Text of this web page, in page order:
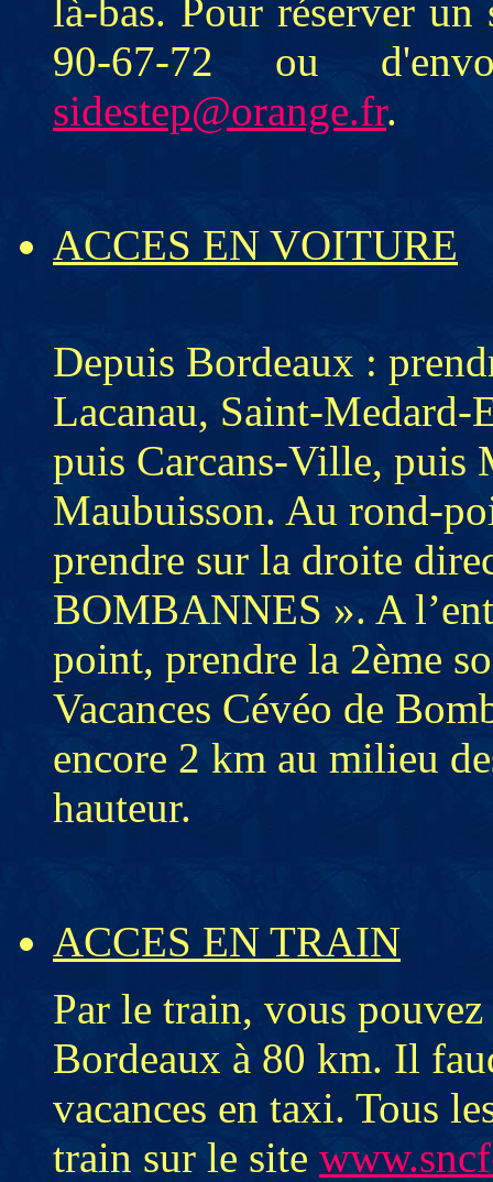
là-bas. Pour réserver
90-67-72 ou
sidestep@orange.fr.
ACCES EN VOITURE
Depuis Bordeaux :
Lacanau, Saint-Medard-
puis Carcans-Ville, puis
Maubuisson. Au rond-
prendre sur la droite
BOMBANNES ». A
point, prendre la 2ème
Vacances Cévéo de
encore 2 km au milieu
hauteur.
ACCES EN TRAIN
Par le train, vous
Bordeaux à 80 km. Il
vacances en taxi. Tous
train sur le site